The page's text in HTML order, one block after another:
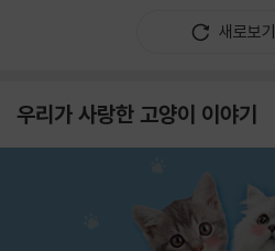
새로보기
우리가 사랑한 고양이 이야기